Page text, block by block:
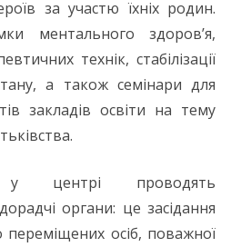
за участю їхніх родин.
ментального здоров’я,
технік, стабілізації
а також семінари для
закладів освіти на тему
центрі проводять
органи: це засідання
осіб, поважної